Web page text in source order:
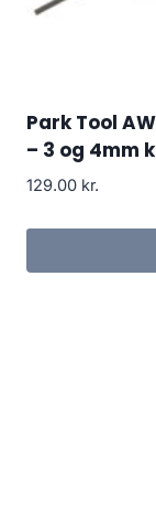
Park Tool
– 3 og 4mm
129.00 kr.